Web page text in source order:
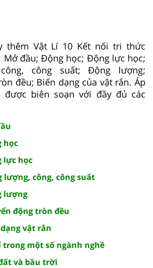
thêm Vật Lí 10 Kết nối tri thức
Mở đầu; Động học; Động lực học;
công suất; Động lượng;
đều; Biến dạng của vật rắn. Áp
được biên soạn với đầy đủ các
học
lực học
lượng, công, công suất
lượng
động tròn đều
vật rắn
trong một số ngành nghề
và bầu trời